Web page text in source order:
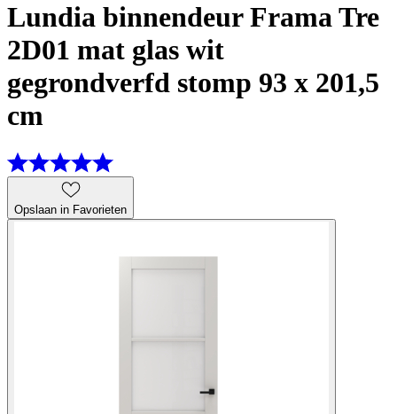
Lundia binnendeur Frama Tre
2D01 mat glas wit
gegrondverfd stomp 93 x 201,5
cm
Opslaan in Favorieten